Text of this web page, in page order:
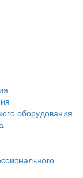
оборудования